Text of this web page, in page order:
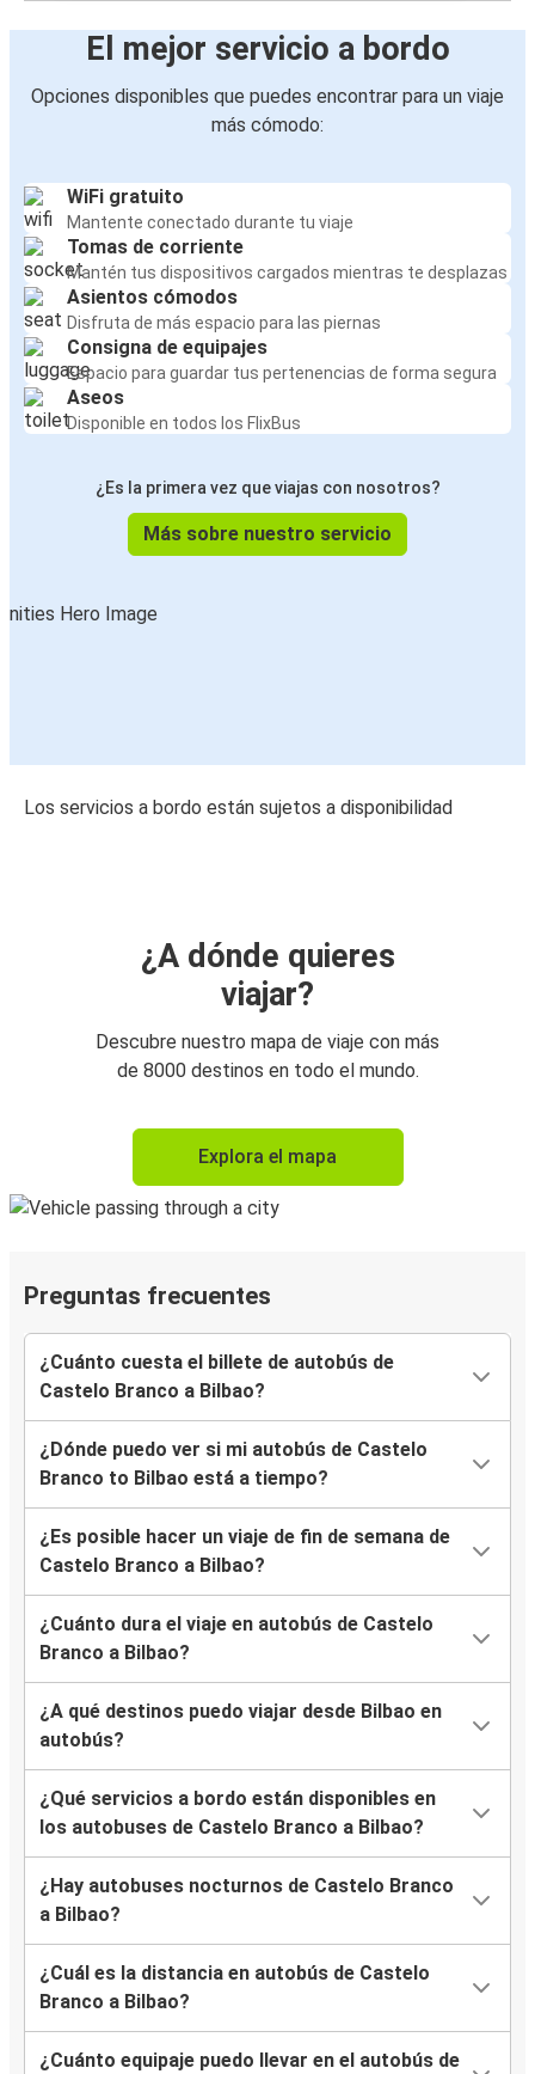
El mejor servicio a bordo
Opciones disponibles que puedes encontrar para un viaje
más cómodo:
WiFi gratuito
Mantente conectado durante tu viaje
Tomas de corriente
Mantén tus dispositivos cargados mientras te desplazas
Asientos cómodos
Disfruta de más espacio para las piernas
Consigna de equipajes
Espacio para guardar tus pertenencias de forma segura
Aseos
Disponible en todos los FlixBus
¿Es la primera vez que viajas con nosotros?
Más sobre nuestro servicio
Los servicios a bordo están sujetos a disponibilidad
¿A dónde quieres
viajar?
Descubre nuestro mapa de viaje con más
de 8000 destinos en todo el mundo.
Explora el mapa
Preguntas frecuentes
¿Cuánto cuesta el billete de autobús de
Castelo Branco a Bilbao?
¿Dónde puedo ver si mi autobús de Castelo
Branco to Bilbao está a tiempo?
¿Es posible hacer un viaje de fin de semana de
Castelo Branco a Bilbao?
¿Cuánto dura el viaje en autobús de Castelo
Branco a Bilbao?
¿A qué destinos puedo viajar desde Bilbao en
autobús?
¿Qué servicios a bordo están disponibles en
los autobuses de Castelo Branco a Bilbao?
¿Hay autobuses nocturnos de Castelo Branco
a Bilbao?
¿Cuál es la distancia en autobús de Castelo
Branco a Bilbao?
¿Cuánto equipaje puedo llevar en el autobús de